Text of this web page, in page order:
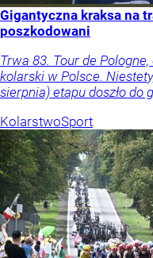
Gigantyczna kraksa na
poszkodowani
Trwa 83. Tour de
kolarski w Polsce.
sierpnia) etapu doszło do
KolarstwoSport